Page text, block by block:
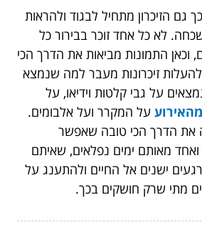
גם הזיכרון מתחיל לבגוד ולהראות
לא כל אחד זוכר בבירור כל
וכאן התמונות מביאות את הדרך הכי
זיכרונות מעבר למה שנמצא
על גבי קלטות וידיאו, על
על המקרר ועל אלבומים.
את הדרך הכי טובה שאפשר
מאותם ימים נפלאים, שאיתם
רגעים ישנים אל החיים ולהתענג על
מתי שרק חושקים בכך.